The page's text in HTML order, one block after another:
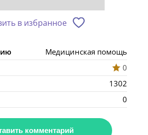
в избранное
Медицинская помощь
0
1302
0
комментарий